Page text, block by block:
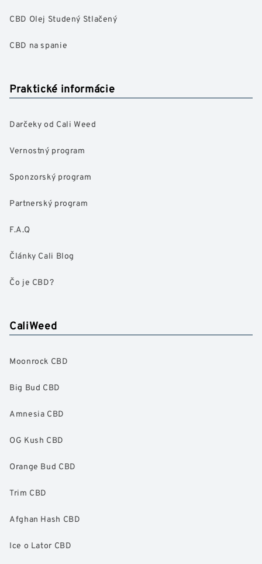
CBD Olej Studený Stlačený
CBD na spanie
Praktické informácie
Darčeky od Cali Weed
Vernostný program
Sponzorský program
Partnerský program
F.A.Q
Články Cali Blog
Čo je CBD?
CaliWeed
Moonrock CBD
Big Bud CBD
Amnesia CBD
OG Kush CBD
Orange Bud CBD
Trim CBD
Afghan Hash CBD
Ice o Lator CBD